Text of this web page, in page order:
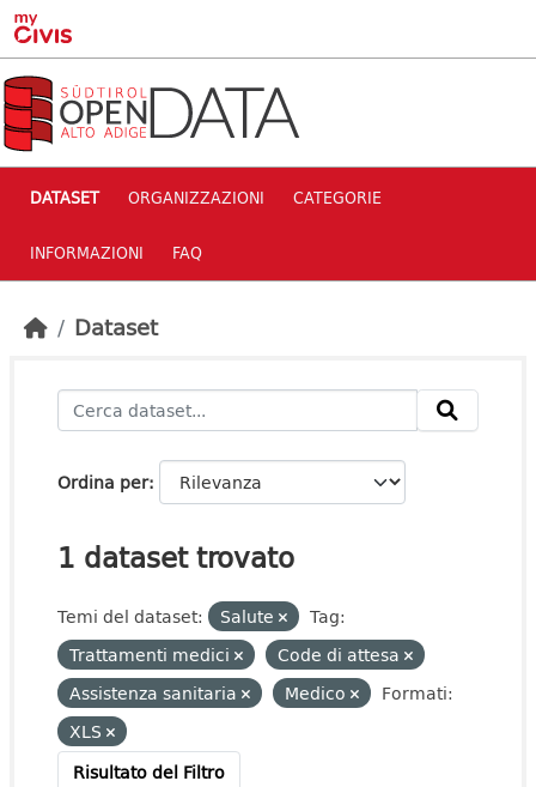
Skip to main content
DATASET ORGANIZZAZIONI CATEGORIE
INFORMAZIONI FAQ
Dataset
Ordina per
1 dataset trovato
Temi del dataset: Salute
Tag:
Trattamenti medici
Code di attesa
Assistenza sanitaria
Medico
Formati:
XLS
Risultato del Filtro